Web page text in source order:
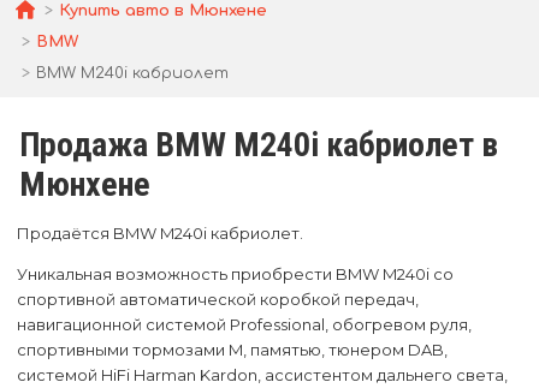
Купить авто в Мюнхене
BMW
BMW M240i кабриолет
Продажа BMW M240i кабриолет в
Мюнхене
Продаётся BMW M240i кабриолет.
Уникальная возможность приобрести BMW M240i со
спортивной автоматической коробкой передач,
навигационной системой Professional, обогревом руля,
спортивными тормозами M, памятью, тюнером DAB,
системой HiFi Harman Kardon, ассистентом дальнего света,